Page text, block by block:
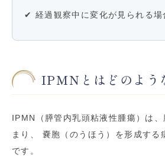
✔ 経過観察中に変化が見られる場
IPMNとはどのよう
IPMN（膵管内乳頭粘液性腫瘍）は、
まり、 嚢胞（のうほう）を形成する
です。